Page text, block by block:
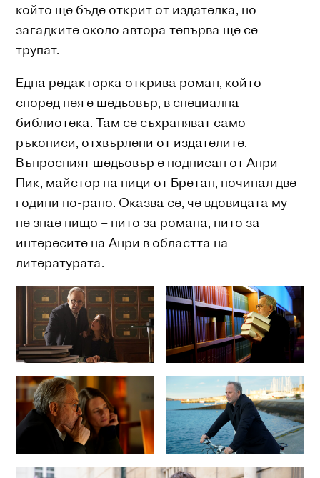
който ще бъде открит от издателка, но
загадките около автора тепърва ще се
трупат.
Една редакторка открива роман, който
според нея е шедьовър, в специална
библиотека. Там се съхраняват само
ръкописи, отхвърлени от издателите.
Въпросният шедьовър е подписан от Анри
Пик, майстор на пици от Бретан, починал две
години по-рано. Оказва се, че вдовицата му
не знае нищо – нито за романа, нито за
интересите на Анри в областта на
литературата.